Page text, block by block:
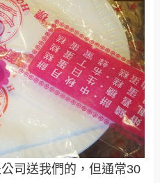
司送我們的，但通常30